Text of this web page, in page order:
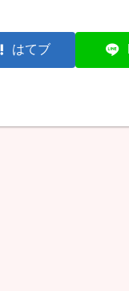
はてブ